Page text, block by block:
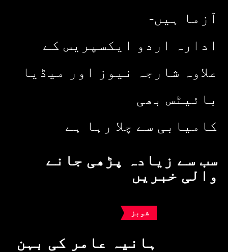
آزما ہیں-
ادارہ اردو ایکسپریس کے
علاوہ شارجہ نیوز اور میڈیا
بائیٹس بھی
کامیابی سے چلا رہا ہے
سب سے زیادہ پڑھی جانے
والی خبریں
شوبز
ہانیہ عامر کی بہن